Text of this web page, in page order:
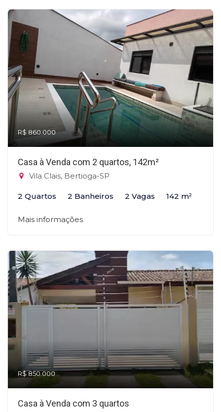
R$ 860.000
Casa à Venda com 2 quartos, 142m²
Vila Clais, Bertioga-SP
2 Quartos 2 Banheiros 2 Vagas 142 m²
Mais informações
R$ 850.000
Casa à Venda com 3 quartos